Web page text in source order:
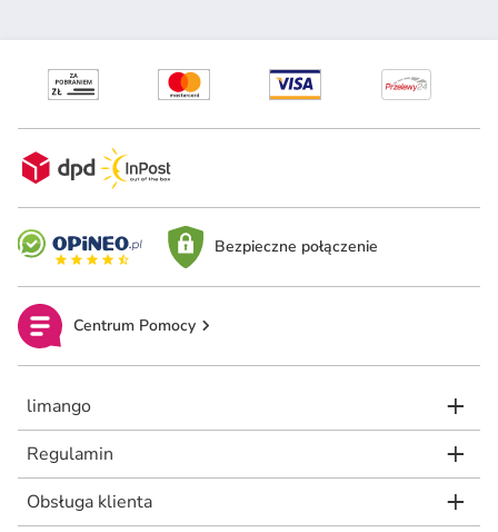
Bezpieczne połączenie
Centrum Pomocy
limango
Regulamin
Obsługa klienta